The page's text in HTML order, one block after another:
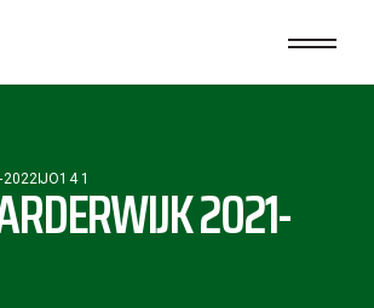
2022JO14 1 2021-